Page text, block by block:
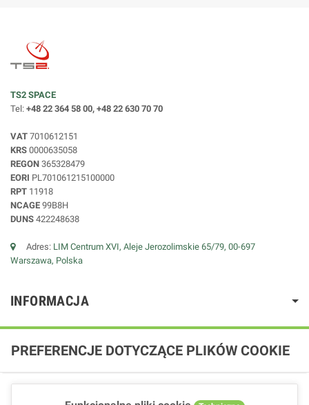
TS2 SPACE
Tel: +48 22 364 58 00, +48 22 630 70 70
VAT 7010612151
KRS 0000635058
REGON 365328479
EORI PL701061215100000
RPT 11918
NCAGE 99B8H
DUNS 422248638
Adres: LIM Centrum XVI, Aleje Jerozolimskie 65/79, 00-697
Warszawa, Polska
INFORMACJA
PREFERENCJE DOTYCZĄCE PLIKÓW COOKIE